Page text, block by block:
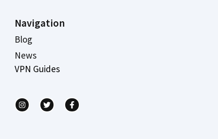
Navigation
Blog
News
VPN Guides